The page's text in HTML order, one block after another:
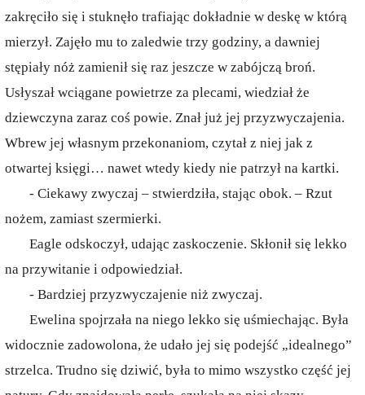
zakręciło się i stuknęło trafiając dokładnie w deskę w którą
mierzył. Zajęło mu to zaledwie trzy godziny, a dawniej
stępiały nóż zamienił się raz jeszcze w zabójczą broń.
Usłyszał wciągane powietrze za plecami, wiedział że
dziewczyna zaraz coś powie. Znał już jej przyzwyczajenia.
Wbrew jej własnym przekonaniom, czytał z niej jak z
otwartej księgi… nawet wtedy kiedy nie patrzył na kartki.
- Ciekawy zwyczaj – stwierdziła, stając obok. – Rzut
nożem, zamiast szermierki.
Eagle odskoczył, udając zaskoczenie. Skłonił się lekko
na przywitanie i odpowiedział.
- Bardziej przyzwyczajenie niż zwyczaj.
Ewelina spojrzała na niego lekko się uśmiechając. Była
widocznie zadowolona, że udało jej się podejść „idealnego”
strzelca. Trudno się dziwić, była to mimo wszystko część jej